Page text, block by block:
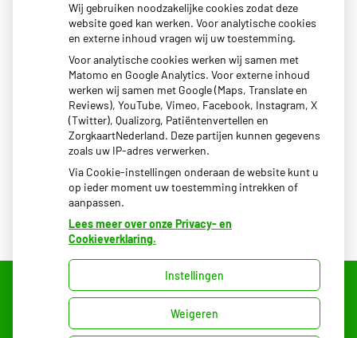
08.00 - 17.00
08.00 - 17.00
Woensdag 08.00 - 17.00
Donderdag08.00 - 17.00
08.00 - 17.00
Het uitgiftepunt Beekbergen (voor uw medicijnen) van
BENU apotheek Dokzuid is geopend van 14:00-17:00.
Uw Zorg Online|Beheer
Wij gebruiken noodzakelijke cookies zodat deze
website goed kan werken. Voor analytische cookies
en externe inhoud vragen wij uw toestemming.
Voor analytische cookies werken wij samen met
Matomo en Google Analytics. Voor externe inhoud
werken wij samen met Google (Maps, Translate en
Reviews), YouTube, Vimeo, Facebook, Instagram, X
(Twitter), Qualizorg, Patiëntenvertellen en
ZorgkaartNederland. Deze partijen kunnen gegevens
zoals uw IP-adres verwerken.
Via Cookie-instellingen onderaan de website kunt u
op ieder moment uw toestemming intrekken of
aanpassen.
Lees meer over onze Privacy- en
Cookieverklaring.
Instellingen
Weigeren